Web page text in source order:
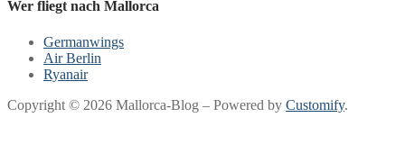
Wer fliegt nach Mallorca
Germanwings
Air Berlin
Ryanair
Copyright © 2026 Mallorca-Blog – Powered by Customify.